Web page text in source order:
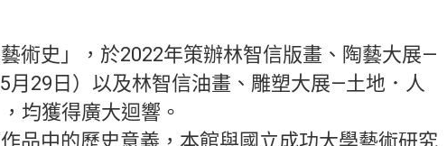
術史」，於2022年策辦林智信版畫、陶藝大展—
月29日）以及林智信油畫、雕塑大展—土地．人
均獲得廣大迴響。
品中的歷史意義，本館與國立成功大學藝術研究